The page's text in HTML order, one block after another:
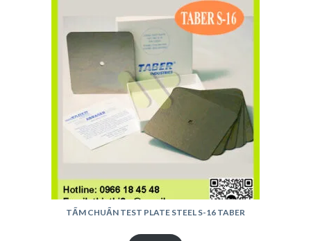
TẤM CHUẨN TEST PLATE STEEL S-16 TABER